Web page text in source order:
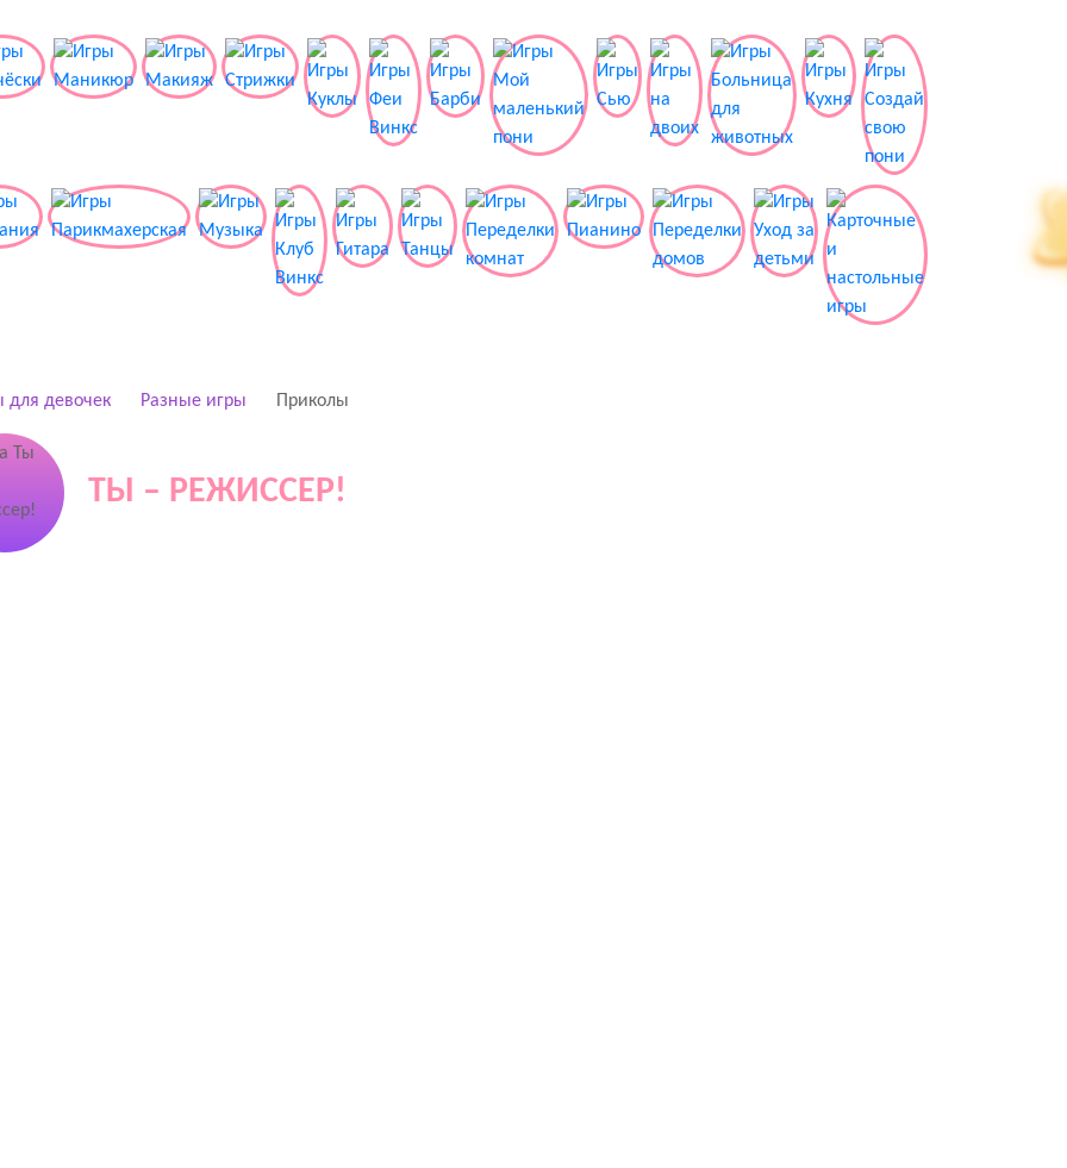
для девочек Разные игры Приколы
ТЫ – РЕЖИССЕР!